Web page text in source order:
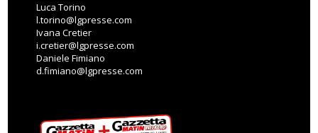
Luca Torino
l.torino@lgpresse.com
Ivana Cretier
i.cretier@lgpresse.com
Daniele Fimiano
d.fimiano@lgpresse.com